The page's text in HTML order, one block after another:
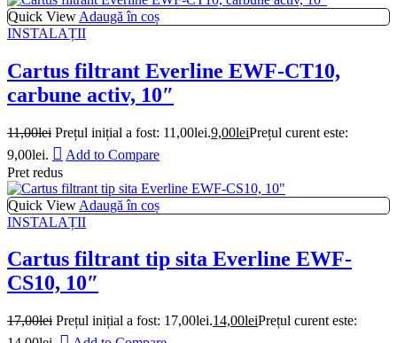
Quick View Adaugă în coș
INSTALAȚII
Cartus filtrant Everline EWF-CT10,
carbune activ, 10″
11,00lei Prețul inițial a fost: 11,00lei.9,00leiPrețul curent este:
9,00lei.
Add to Compare
Pret redus
Quick View Adaugă în coș
INSTALAȚII
Cartus filtrant tip sita Everline EWF-
CS10, 10″
17,00lei Prețul inițial a fost: 17,00lei.14,00leiPrețul curent este: